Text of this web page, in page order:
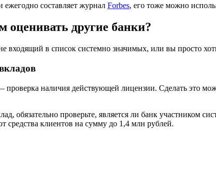
составляет журнал Forbes, его тоже можно
другие банки?
входящий в список системно значимых, или вы просто
наличия действующей лицензии. Сделать это
обязательно проверьте, является ли банк участником
средства клиентов на сумму до 1,4 млн рублей.